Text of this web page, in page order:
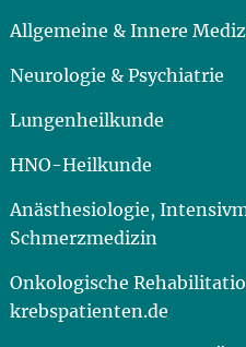
Allgemeine & Innere
Neurologie & Psychiatrie
Lungenheilkunde
HNO-Heilkunde
Anästhesiologie,
Schmerzmedizin
Onkologische
krebspatienten.de